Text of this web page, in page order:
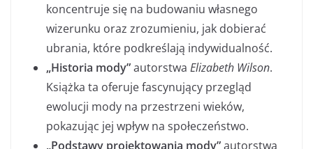
koncentruje się na budowaniu własnego
wizerunku oraz zrozumieniu, jak dobierać
ubrania, które podkreślają indywidualność.
„Historia mody”autorstwa Elizabeth Wilson.
Książka ta oferuje fascynujący przegląd
ewolucji mody na przestrzeni wieków,
pokazując jej wpływ na społeczeństwo.
„Podstawy projektowania mody”autorstwa